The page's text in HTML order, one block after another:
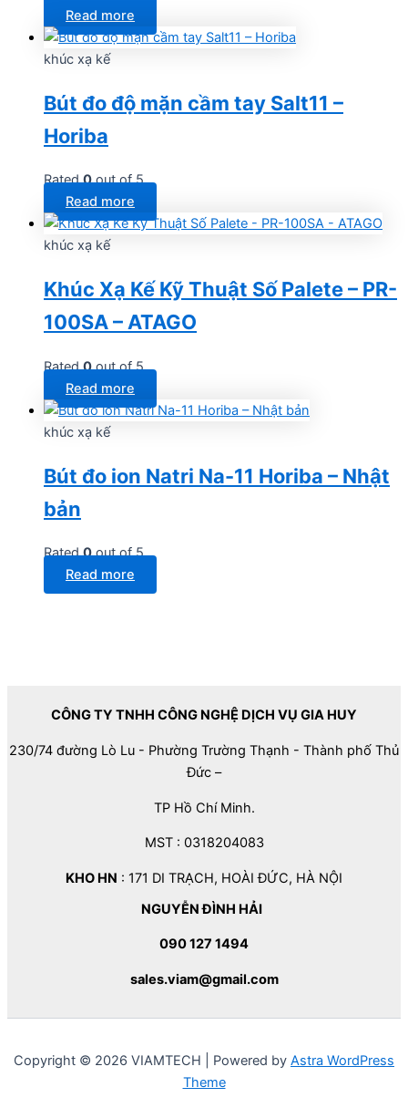
Read more
khúc xạ kế
Bút đo độ mặn cầm tay Salt11 –
Horiba
Rated0out of 5
Read more
khúc xạ kế
Khúc Xạ Kế Kỹ Thuật Số Palete – PR-
100SA – ATAGO
Rated0out of 5
Read more
khúc xạ kế
Bút đo ion Natri Na-11 Horiba – Nhật
bản
Rated0out of 5
Read more
CÔNG TY TNHH CÔNG NGHỆ DỊCH VỤ GIA HUY
230/74 đường Lò Lu - Phường Trường Thạnh - Thành phố Thủ
Đức –
TP Hồ Chí Minh.
MST : 0318204083
KHO HN : 171 DI TRẠCH, HOÀI ĐỨC, HÀ NỘI
NGUYỄN ĐÌNH HẢI
090 127 1494
sales.viam@gmail.com
Copyright © 2026 VIAMTECH | Powered by Astra WordPress
Theme